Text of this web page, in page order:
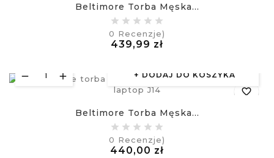
Beltimore Torba Męska...
0 Recenzje)
439,99 zł
DODAJ DO KOSZYKA
favorite_border
Beltimore Torba Męska...
0 Recenzje)
440,00 zł